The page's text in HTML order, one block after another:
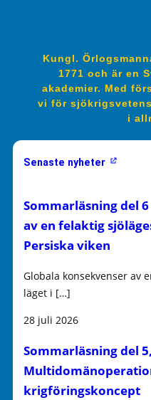
Kungl.
1771 och är en
akademier. Med
vi för
i
Senaste nyheter
Sommarläsning del
av en felaktig
Persiska viken
Globala konsekvenser av
läget i […]
28 juli 2026
Sommarläsning del
krigföringskoncept